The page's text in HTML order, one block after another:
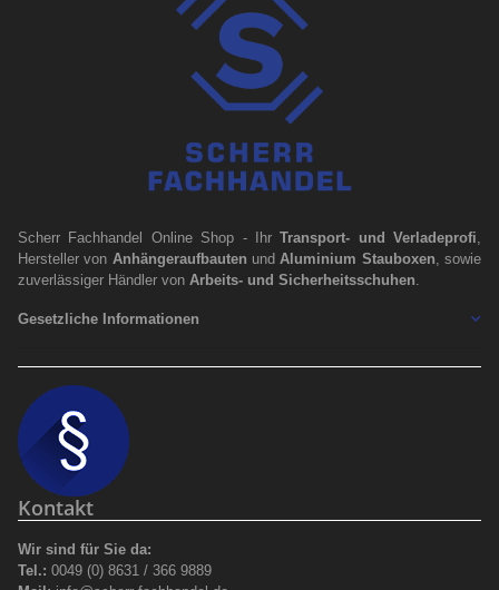
Scherr Fachhandel Online Shop - IhrTransport- und Verladeprofi,
Hersteller von Anhängeraufbauten und Aluminium Stauboxen, sowie
zuverlässiger Händler von Arbeits- und Sicherheitsschuhen.
Gesetzliche Informationen
Kontakt
Wir sind für Sie da:
Tel.: 0049 (0) 8631 / 366 9889